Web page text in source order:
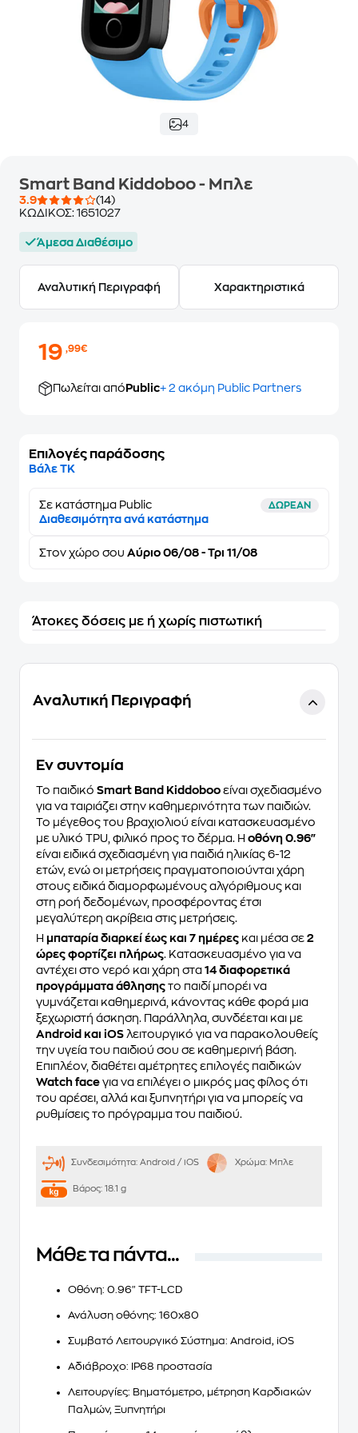
4
Smart Band Kiddoboo - Μπλε
3.9
(14)
ΚΩΔΙΚΟΣ: 1651027
Άμεσα Διαθέσιμο
Αναλυτική Περιγραφή Χαρακτηριστικά
19,99€
Πωλείται από Public+ 2 ακόμη Public Partners
Επιλογές παράδοσης
Βάλε ΤΚ
Σε κατάστημα Public ΔΩΡΕΑΝ
Διαθεσιμότητα ανά κατάστημα
Στον χώρο σου Αύριο 06/08 - Τρι 11/08
Άτοκες δόσεις με ή χωρίς πιστωτική
Αναλυτική Περιγραφή
Eν συντομία
Το παιδικό Smart Band Kiddoboo είναι σχεδιασμένο
για να ταιριάζει στην καθημερινότητα των παιδιών.
Το μέγεθος του βραχιολιού είναι κατασκευασμένο
με υλικό TPU, φιλικό προς το δέρμα. Η οθόνη 0.96"
είναι ειδικά σχεδιασμένη για παιδιά ηλικίας 6-12
ετών, ενώ οι μετρήσεις πραγματοποιούνται χάρη
στους ειδικά διαμορφωμένους αλγόριθμους και
στη ροή δεδομένων, προσφέροντας έτσι
μεγαλύτερη ακρίβεια στις μετρήσεις.
Η μπαταρία διαρκεί έως και 7 ημέρες και μέσα σε 2
ώρες φορτίζει πλήρως. Κατασκευασμένο για να
αντέχει στο νερό και χάρη στα 14 διαφορετικά
προγράμματα άθλησης το παιδί μπορέι να
γυμνάζεται καθημερινά, κάνοντας κάθε φορά μια
ξεχωριστή άσκηση. Παράλληλα, συνδέεται και με
Android και iOS λειτουργικό για να παρακολουθείς
την υγεία του παιδιού σου σε καθημερινή βάση.
Επιπλέον, διαθέτει αμέτρητες επιλογές παιδικών
Watch face για να επιλέγει ο μικρός μας φίλος ότι
του αρέσει, αλλά και ξυπνητήρι για να μπορείς να
ρυθμίσεις το πρόγραμμα του παιδιού.
Συνδεσιμότητα: Android / iOS Χρώμα: Μπλε
Βάρος: 18.1 g
Μάθε τα πάντα...
Οθόνη: 0.96" TFT-LCD
Ανάλυση οθόνης: 160x80
Συμβατό Λειτουργικό Σύστημα: Android, iOS
Αδιάβροχο: IP68 προστασία
Λειτουργίες: Βηματόμετρο, μέτρηση Καρδιακών
Παλμών, Ξυπνητήρι